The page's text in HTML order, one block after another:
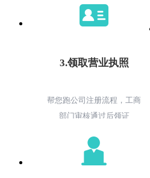
3.领取营业执照
帮您跑公司注册流程，工商
部门审核通过后领证